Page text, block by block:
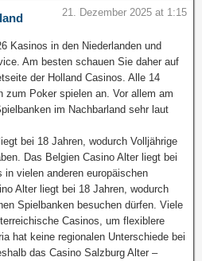
21. Dezember 2025 at 1:15
Kasinos in den Niederlanden und
Am besten schauen Sie daher auf
der Holland Casinos. Alle 14
zum Poker spielen an. Vor allem am
im Nachbarland sehr laut
bei 18 Jahren, wodurch Volljährige
Das Belgien Casino Alter liegt bei
vielen anderen europäischen
Alter liegt bei 18 Jahren, wodurch
Spielbanken besuchen dürfen. Viele
Casinos, um flexiblere
hat keine regionalen Unterschiede bei
das Casino Salzburg Alter –